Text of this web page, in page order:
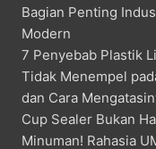
Bagian Penting
Modern
7 Penyebab Plastik
Tidak Menempel
dan Cara
Cup Sealer Bukan
Minuman! Rahasia